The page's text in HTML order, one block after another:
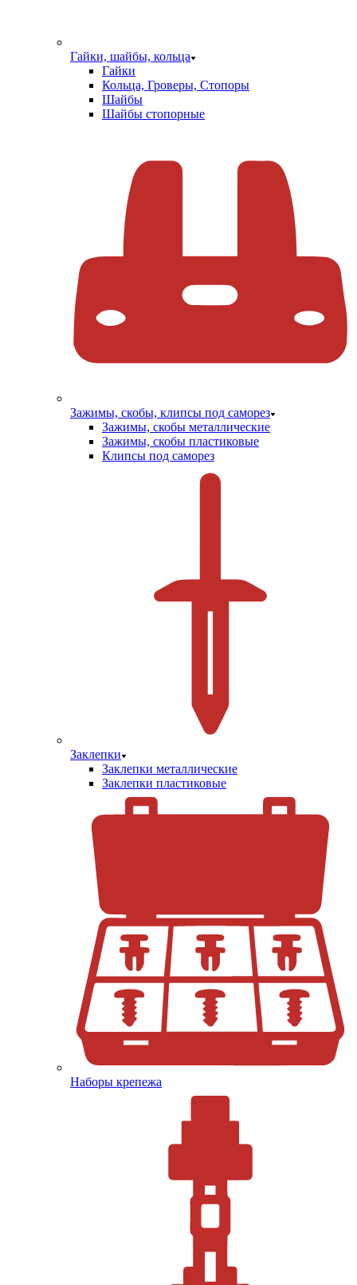
Гайки, шайбы, кольца
Гайки
Кольца, Гроверы, Стопоры
Шайбы
Шайбы стопорные
Зажимы, скобы, клипсы под саморез
Зажимы, скобы металлические
Зажимы, скобы пластиковые
Клипсы под саморез
Заклепки
Заклепки металлические
Заклепки пластиковые
Наборы крепежа